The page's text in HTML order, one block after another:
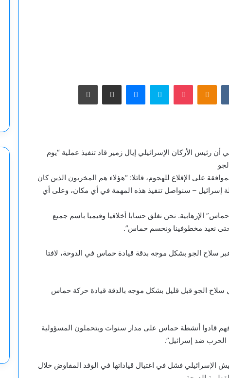
Odnoklassniki
‫Pocketسكايبماسنجرمشاركة عبر البريد طباعة
رئيس الأركان الإسرائيلي إيال زمير قاد تنفيذ عملية “يوم
على الإقلاع للهجوم، قائلا: “هؤلاء هم المخربون الذين كان
إسرائيل – سنواصل تنفيذ هذه المهمة في أي مكان، وعلى أي
الإرهابية. نحن نغلق حسابا أخلاقيا وقيميا باسم جميع
حتى نعيد مخطوفينا ونحسم حماس”.
سلاح الجو بشكل موجه بدقة قيادة حماس في الدوحة، لافتا
الجو قبل قليل بشكل موجه بالدقة قيادة حركة حماس
قادوا أنشطة حماس على مدار سنوات ويتحملون المسؤولية
الحرب ضد إسرائيل”.
الإسرائيلي فشل في اغتيال قياداتها في الوفد المفاوض خلال